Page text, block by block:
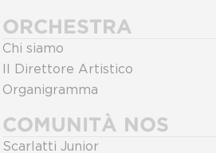
ORCHESTRA
Chi siamo
Il Direttore Artistico
Organigramma
COMUNITÀ NOS
Scarlatti Junior